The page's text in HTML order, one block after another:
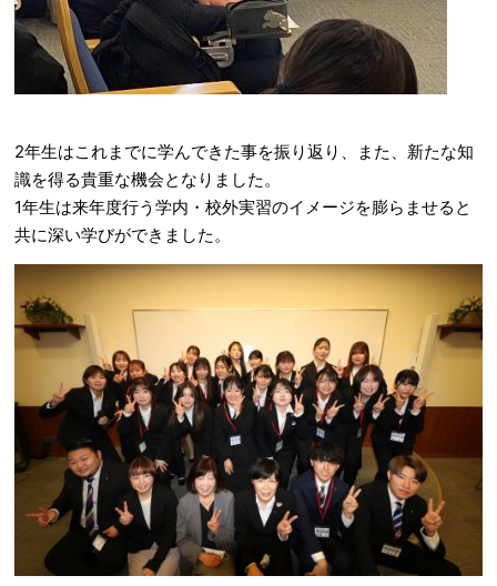
2年生はこれまでに学んできた事を振り返り、また、新たな知
識を得る貴重な機会となりました。
1年生は来年度行う学内・校外実習のイメージを膨らませると
共に深い学びができました。